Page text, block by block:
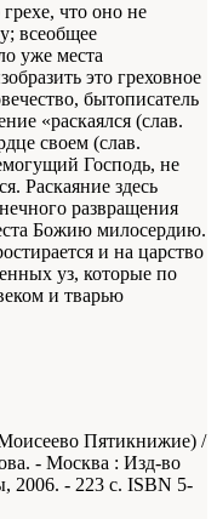
что оно не
всеобщее
уже места
это греховное
бытописатель
«раскаялся (слав.
своем (слав.
Господь, не
Раскаяние здесь
развращения
Божию милосердию.
и на царство
уз, которые по
и тварью
Пятикнижие) /
- Москва : Изд-во
2006. - 223 с. ISBN 5-